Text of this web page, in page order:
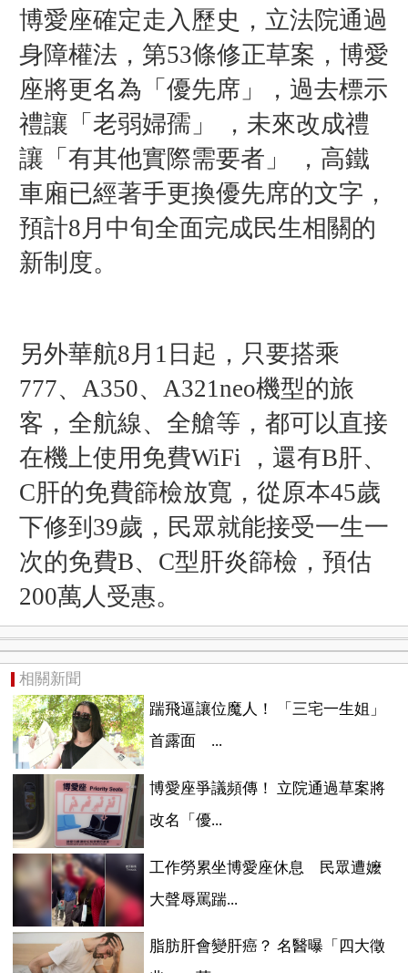
博愛座確定走入歷史， 立法院通過
身障權法， 第53條修正草案， 博愛
座將更名為「優先席」，過去標示
禮讓「老弱婦孺」 ， 未來改成禮
讓「有其他實際需要者」 ， 高鐵
車廂已經著手更換優先席的文字，
預計8月中旬全面完成民生相關的
新制度。
另外華航8月1日 起， 只要搭乘
777、A350、A321neo機型的旅
客， 全航線、全艙等， 都可以直接
在機上使用免費WiFi ， 還有B肝、
C肝的免費篩檢放寬， 從原本45歲
下修到39歲，民眾就能接受一生一
次的免費B、C型肝炎篩檢， 預估
200萬人受惠。
相關新聞
踹飛逼讓位魔人！ 「三宅一生姐」
首露面 ...
博愛座爭議頻傳！ 立院通過草案將
改名「優...
工作勞累坐博愛座休息 民眾遭嬤
大聲辱罵踹...
脂肪肝會變肝癌？ 名醫曝「四大徵